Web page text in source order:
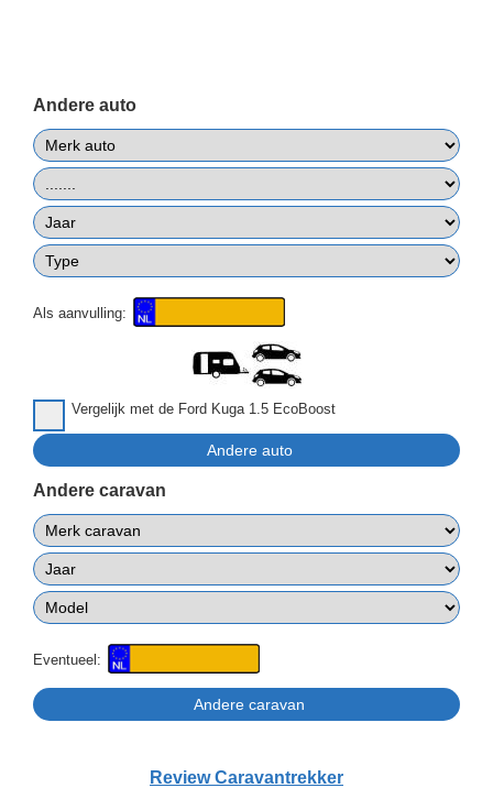
Andere auto
Als aanvulling:
Vergelijk met de Ford Kuga 1.5 EcoBoost
Andere caravan
Eventueel:
Review Caravantrekker